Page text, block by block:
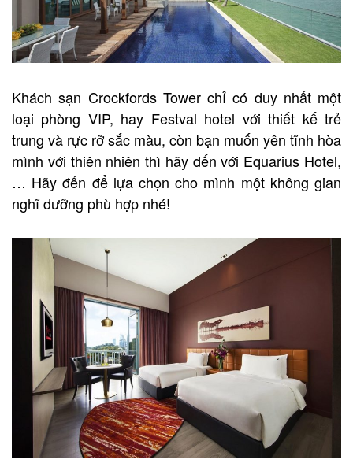
Khách sạn Crockfords Tower chỉ có duy nhất một
loại phòng VIP, hay Festval hotel với thiết kế trẻ
trung và rực rỡ sắc màu, còn bạn muốn yên tĩnh hòa
mình với thiên nhiên thì hãy đến với Equarius Hotel,
… Hãy đến để lựa chọn cho mình một không gian
nghĩ dưỡng phù hợp nhé!